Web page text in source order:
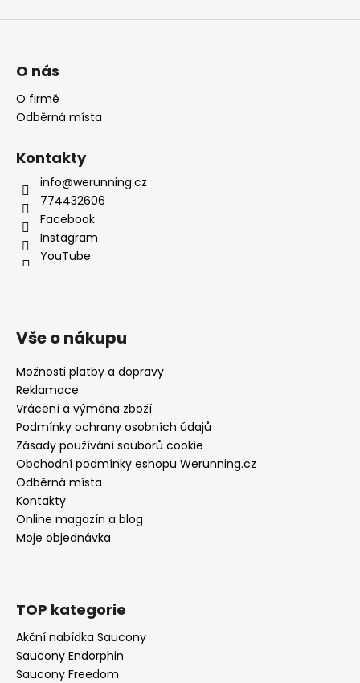
O nás
O firmě
Odběrná místa
Kontakty
info@werunning.cz
774432606
Facebook
Instagram
YouTube
Vše o nákupu
Možnosti platby a dopravy
Reklamace
Vrácení a výměna zboží
Podmínky ochrany osobních údajů
Zásady používání souborů cookie
Obchodní podmínky eshopu Werunning.cz
Odběrná místa
Kontakty
Online magazín a blog
Moje objednávka
TOP kategorie
Akční nabídka Saucony
Saucony Endorphin
Saucony Freedom